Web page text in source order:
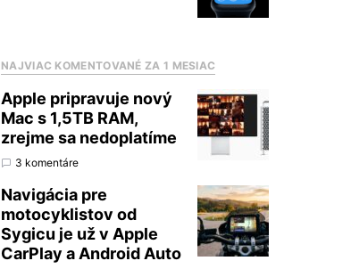
NAJVIAC KOMENTOVANÉ ZA 1 MESIAC
Apple pripravuje nový
Mac s 1,5TB RAM,
zrejme sa nedoplatíme
3 komentáre
Navigácia pre
motocyklistov od
Sygicu je už v Apple
CarPlay a Android Auto